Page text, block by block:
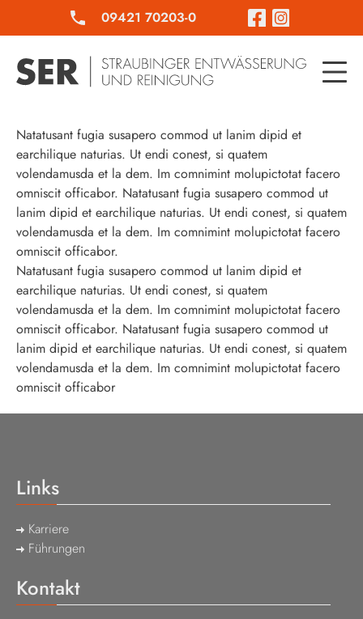
09421 70203-0
Natatusant fugia susapero commod ut lanim dipid et
earchilique naturias. Ut endi conest, si quatem
volendamusda et la dem. Im comnimint molupictotat facero
omniscit officabor. Natatusant fugia susapero commod ut
lanim dipid et earchilique naturias. Ut endi conest, si quatem
volendamusda et la dem. Im comnimint molupictotat facero
omniscit officabor.
Natatusant fugia susapero commod ut lanim dipid et
earchilique naturias. Ut endi conest, si quatem
volendamusda et la dem. Im comnimint molupictotat facero
omniscit officabor. Natatusant fugia susapero commod ut
lanim dipid et earchilique naturias. Ut endi conest, si quatem
volendamusda et la dem. Im comnimint molupictotat facero
omniscit officabor
Links
Karriere
Führungen
Kontakt